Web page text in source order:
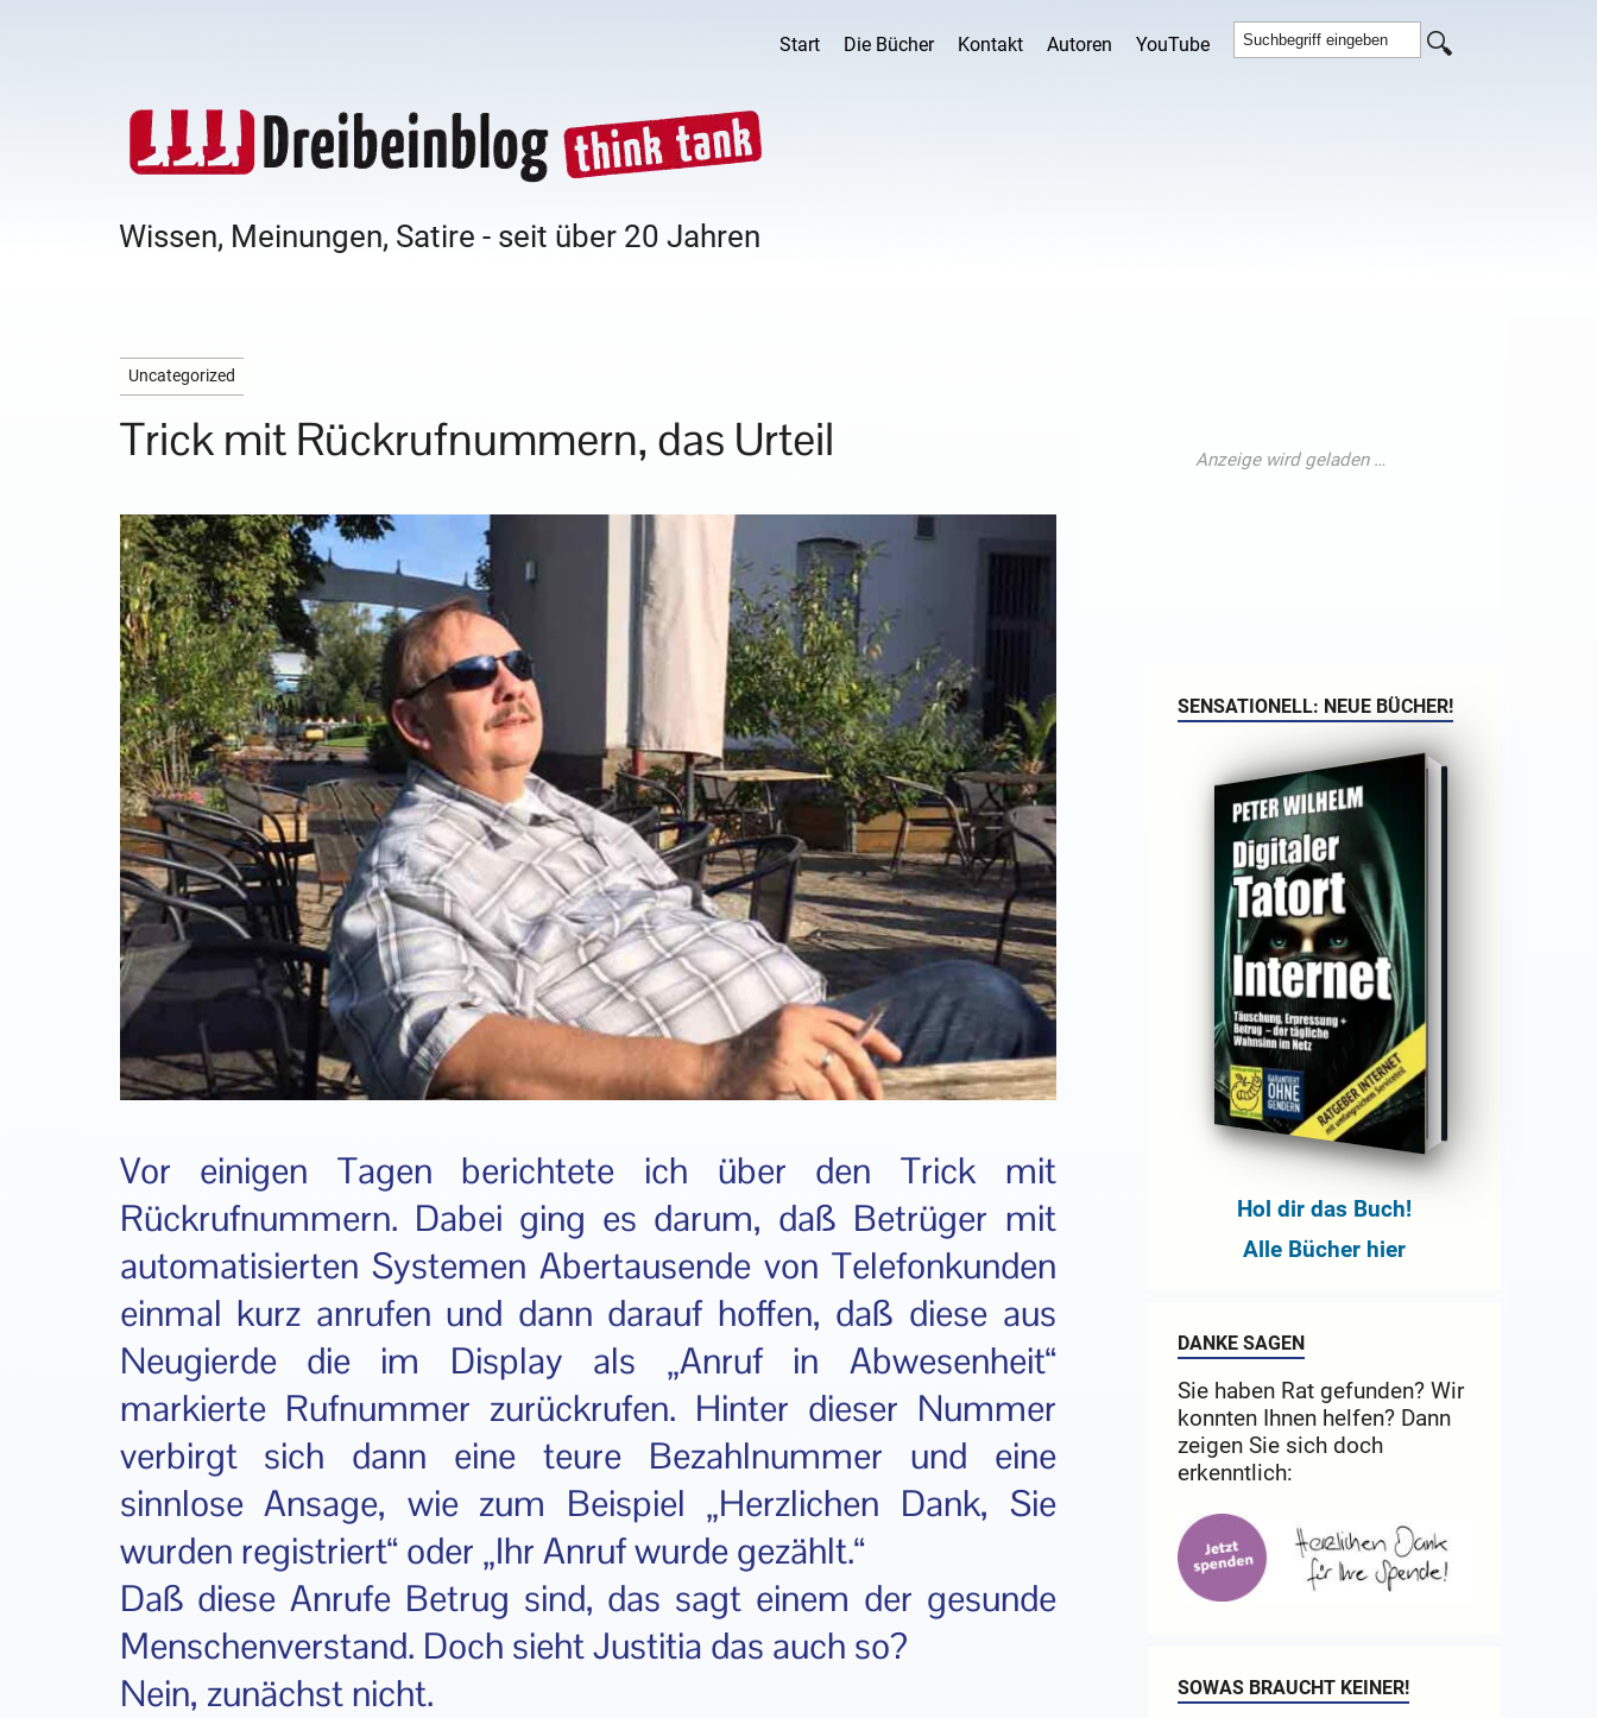
Start Die Bücher Kontakt Autoren YouTube
Wissen, Meinungen, Satire - seit über 20 Jahren
Uncategorized
Trick mit Rückrufnummern, das Urteil
Vor einigen Tagen berichtete ich über den Trick mit
Rückrufnummern. Dabei ging es darum, daß Betrüger mit
automatisierten Systemen Abertausende von Telefonkunden
einmal kurz anrufen und dann darauf hoffen, daß diese aus
Neugierde die im Display als „Anruf in Abwesenheit“
markierte Rufnummer zurückrufen. Hinter dieser Nummer
verbirgt sich dann eine teure Bezahlnummer und eine
sinnlose Ansage, wie zum Beispiel „Herzlichen Dank, Sie
wurden registriert“ oder „Ihr Anruf wurde gezählt.“
Daß diese Anrufe Betrug sind, das sagt einem der gesunde
Menschenverstand. Doch sieht Justitia das auch so?
Nein, zunächst nicht.
SENSATIONELL: NEUE BÜCHER!
Hol dir das Buch!
Alle Bücher hier
DANKE SAGEN
Sie haben Rat gefunden? Wir
konnten Ihnen helfen? Dann
zeigen Sie sich doch
erkenntlich:
SOWAS BRAUCHT KEINER!